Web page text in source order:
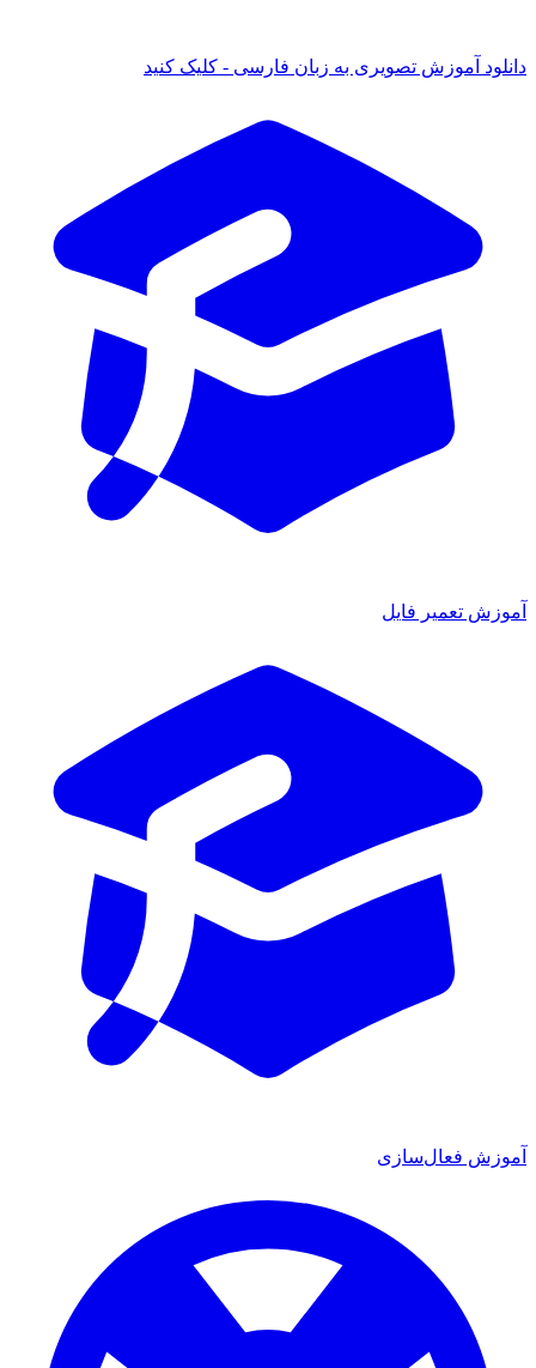
دانلود آموزش تصویری به زبان فارسی - کلیک کنید
آموزش تعمیر فایل
آموزش فعال‌سازی